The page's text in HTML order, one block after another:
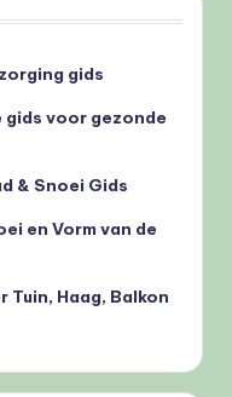
gids
voor gezonde
& Snoei Gids
en Vorm van de
Tuin, Haag, Balkon